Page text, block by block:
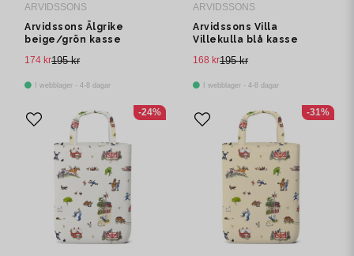
ARVIDSSONS
Arvidssons Älgrike
beige/grön kasse
195 kr
174 kr
I webblager - 4-8 dagar
ARVIDSSONS
Arvidssons Villa
Villekulla blå kasse
195 kr
168 kr
I webblager - 4-8 dagar
-24% -31%